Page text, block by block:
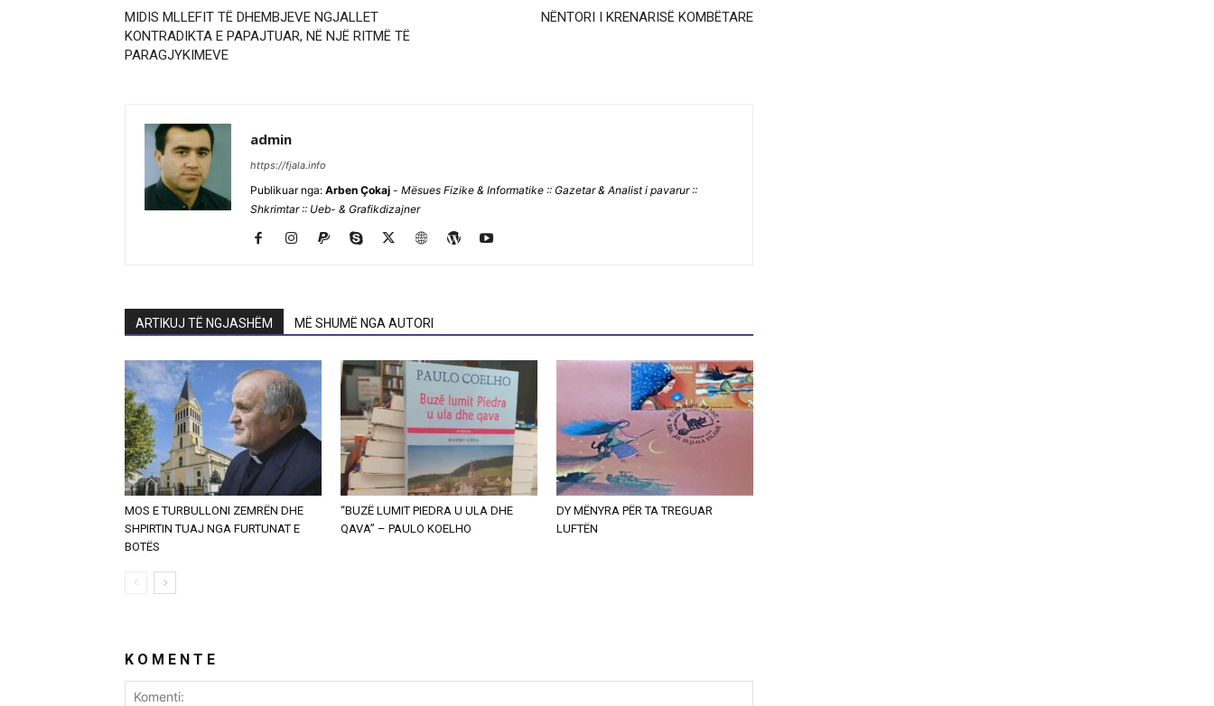
MIDIS MLLEFIT TË DHEMBJEVE NGJALLET
KONTRADIKTA E PAPAJTUAR, NË NJË RITMË TË
PARAGJYKIMEVE
NËNTORI I KRENARISË KOMBËTARE
admin
https://fjala.info
Publikuar nga: Arben Çokaj - Mësues Fizike & Informatike :: Gazetar & Analist i pavarur ::
Shkrimtar :: Ueb- & Grafikdizajner
ARTIKUJ TË NGJASHËM MË SHUMË NGA AUTORI
MOS E TURBULLONI ZEMRËN DHE
SHPIRTIN TUAJ NGA FURTUNAT E
BOTËS
“BUZË LUMIT PIEDRA U ULA DHE
QAVA” – PAULO KOELHO
DY MËNYRA PËR TA TREGUAR
LUFTËN
K O M E N T E